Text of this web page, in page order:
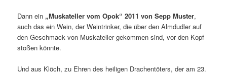
Dann ein „Muskateller vom Opok“ 2011 von Sepp Muster,
auch das ein Wein, der Weintrinker, die über den Almdudler auf
den Geschmack von Muskateller gekommen sind, vor den Kopf
stoßen könnte.
Und aus Klöch, zu Ehren des heiligen Drachentöters, der am 23.